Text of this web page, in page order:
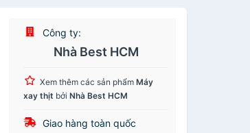
Công ty:
Nhà Best HCM
Xem thêm các sản phẩmMáy
xay thịt bởiNhà Best HCM
Giao hàng toàn quốc